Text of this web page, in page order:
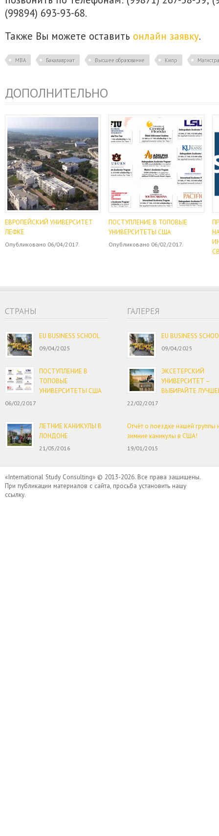
(99894) 693-93-68.
Также Вы можете оставить онлайн заявку.
MBA Бакалавриат Высшее образование Кипр
ДОПОЛНИТЕЛЬНО
ЕВРОПЕЙСКИЙ УНИВЕРСИТЕТ
ЛЕФКЕ
Опубликовано 06/04/2017.
ПОСТУПЛЕНИЕ В ТОПОВЫЕ
УНИВЕРСИТЕТЫ США
Опубликовано 06/02/2017.
CТРАНЫ
EU BUSINESS SCHOOL
09/04/2025
ПОСТУПЛЕНИЕ В
ТОПОВЫЕ
УНИВЕРСИТЕТЫ США
06/02/2017
ЛЕТНИЕ КАНИКУЛЫ В
ЛОНДОНЕ
21/05/2016
ГАЛЕРЕЯ
EU BUSINESS
09/04/2025
ЭКСЕТЕРСКИЙ
УНИВЕРСИТЕТ –
ВЫБИРАЙТЕ
22/02/2017
Отчёт о поездке нашей группы
зимние каникулы в США!
19/01/2015
«International Study Consulting» © 2013-2026. Все права защищены.
При публикации материалов с сайта, просьба установить нашу
ссылку.